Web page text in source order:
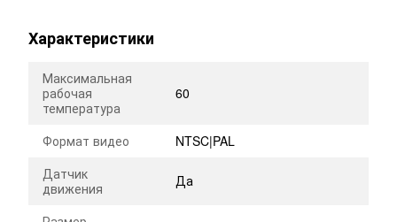
Характеристики
Максимальная
рабочая
температура
60
Формат видео
NTSC|PAL
Датчик
движения
Да